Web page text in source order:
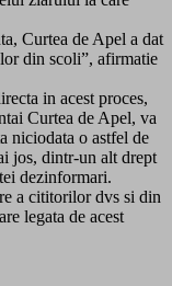
Curtea de Apel a dat
din scoli”, afirmatie
in acest proces,
Curtea de Apel, va
niciodata o astfel de
jos, dintr-un alt drept
dezinformari.
a cititorilor dvs si din
legata de acest